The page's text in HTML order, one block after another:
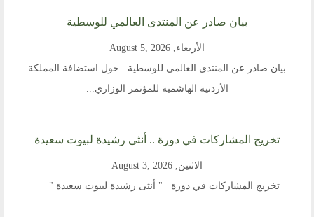
بيان صادر عن المنتدى العالمي للوسطية
الأربعاء, August 5, 2026
بيان صادر عن المنتدى العالمي للوسطية حول استضافة المملكة
الأردنية الهاشمية للمؤتمر الوزاري...
تخريج المشاركات في دورة .. أنثى رشيدة لبيوت سعيدة
الاثنين, August 3, 2026
تخريج المشاركات في دورة " أنثى رشيدة لبيوت سعيدة "